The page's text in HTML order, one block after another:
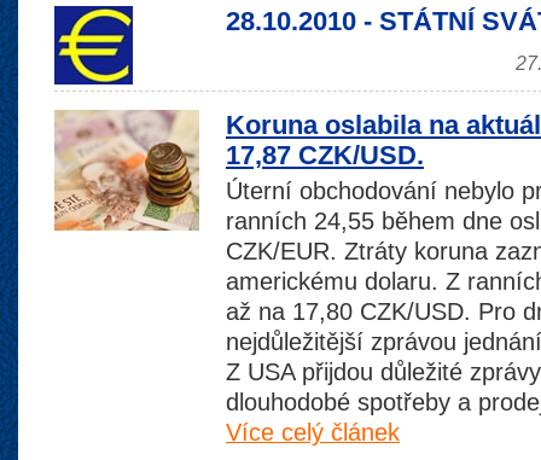
28.10.2010 - STÁTNÍ
Koruna oslabila na
17,87 CZK/USD.
Úterní obchodování nebylo
ranních 24,55 během dne
CZK/EUR. Ztráty koruna
americkému dolaru. Z
až na 17,80 CZK/USD. Pro
nejdůležitější zprávou
Z USA přijdou důležité
dlouhodobé spotřeby a
Více celý článek